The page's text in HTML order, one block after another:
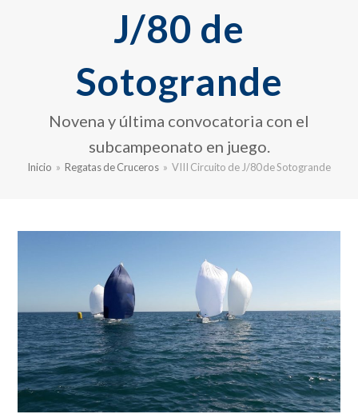
J/80 de
Sotogrande
Novena y última convocatoria con el
subcampeonato en juego.
Inicio » Regatas de Cruceros » VIII Circuito de J/80 de Sotogrande